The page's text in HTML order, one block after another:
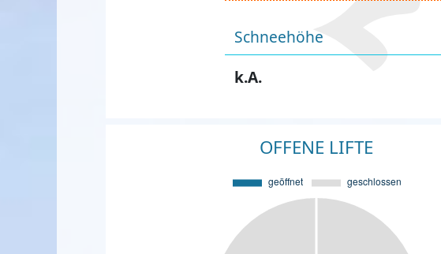
Schneehöhe
k.A.
OFFENE LIFTE